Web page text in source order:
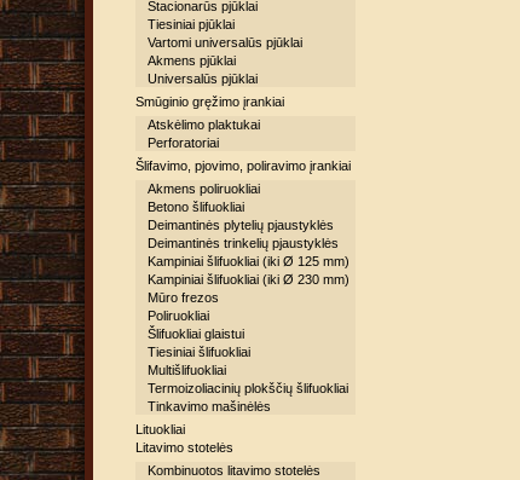
Stacionarūs pjūklai
Tiesiniai pjūklai
Vartomi universalūs pjūklai
Akmens pjūklai
Universalūs pjūklai
Smūginio gręžimo įrankiai
Atskėlimo plaktukai
Perforatoriai
Šlifavimo, pjovimo, poliravimo įrankiai
Akmens poliruokliai
Betono šlifuokliai
Deimantinės plytelių pjaustyklės
Deimantinės trinkelių pjaustyklės
Kampiniai šlifuokliai (iki Ø 125 mm)
Kampiniai šlifuokliai (iki Ø 230 mm)
Mūro frezos
Poliruokliai
Šlifuokliai glaistui
Tiesiniai šlifuokliai
Multišlifuokliai
Termoizoliacinių plokščių šlifuokliai
Tinkavimo mašinėlės
Lituokliai
Litavimo stotelės
Kombinuotos litavimo stotelės